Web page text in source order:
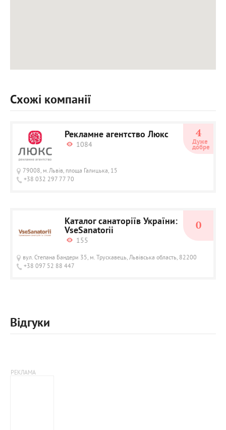
Схожі компанії
Рекламне агентство Люкс
1084
79008, м.Львів, площа Галицька, 15
+38 032 297 77 70
4
Дуже
добре
Каталог санаторіїв України:
VseSanatorii
155
вул. Степана Бандери 35, м. Трускавець, Львівська область, 82200
+38 097 52 88 447
0
Відгуки